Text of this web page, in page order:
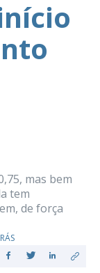
mas bem
tem
de força